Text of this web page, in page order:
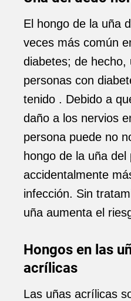
El hongo de la uña
veces más común
diabetes; de hecho,
personas con
tenido . Debido a
daño a los nervios
persona puede no
hongo de la uña del
accidentalmente
infección. Sin
uña aumenta el
Hongos en las
acrílicas
Las uñas acrílicas